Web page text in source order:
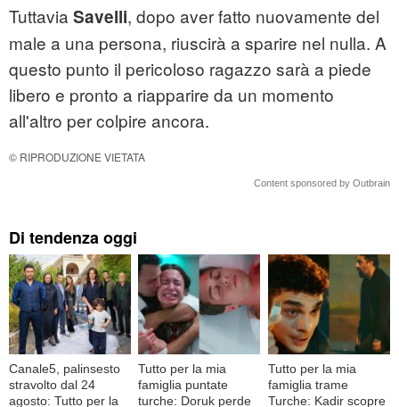
Tuttavia Savelli, dopo aver fatto nuovamente del
male a una persona, riuscirà a sparire nel nulla. A
questo punto il pericoloso ragazzo sarà a piede
libero e pronto a riapparire da un momento
all'altro per colpire ancora.
© RIPRODUZIONE VIETATA
Content sponsored by Outbrain
Di tendenza oggi
Canale5, palinsesto
stravolto dal 24
agosto: Tutto per la
Tutto per la mia
famiglia puntate
turche: Doruk perde
Tutto per la mia
famiglia trame
Turche: Kadir scopre